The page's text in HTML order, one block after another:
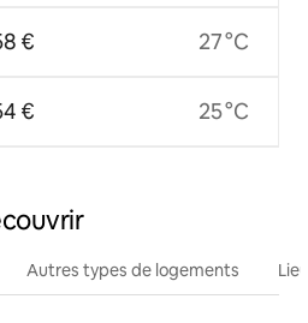
€
€
27 °C
25 °C
Autres types de logements